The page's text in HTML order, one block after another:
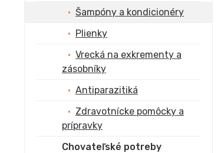
Šampóny a kondicionéry
Plienky
Vrecká na exkrementy a
zásobníky
Antiparazitiká
Zdravotnícke pomôcky a
prípravky
Chovateľské potreby